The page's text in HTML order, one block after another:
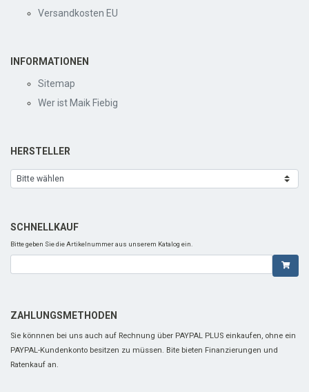
Versandkosten EU
INFORMATIONEN
Sitemap
Wer ist Maik Fiebig
HERSTELLER
SCHNELLKAUF
Bitte geben Sie die Artikelnummer aus unserem Katalog ein.
ZAHLUNGSMETHODEN
Sie könnnen bei uns auch auf Rechnung über PAYPAL PLUS einkaufen, ohne ein
PAYPAL-Kundenkonto besitzen zu müssen. Bite bieten Finanzierungen und
Ratenkauf an.